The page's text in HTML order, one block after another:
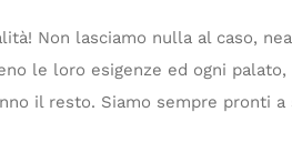
Non lasciamo nulla al caso,
le loro esigenze ed ogni
il resto. Siamo sempre pronti a